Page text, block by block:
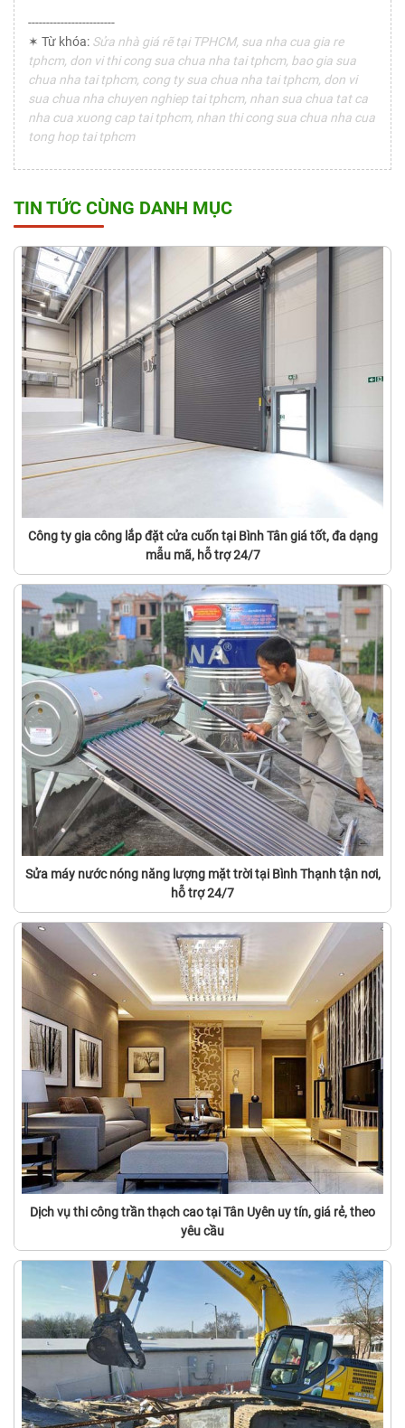
------------------------
✶ Từ khóa: Sửa nhà giá rẽ tại TPHCM, sua nha cua gia re
tphcm, don vi thi cong sua chua nha tai tphcm, bao gia sua
chua nha tai tphcm, cong ty sua chua nha tai tphcm, don vi
sua chua nha chuyen nghiep tai tphcm, nhan sua chua tat ca
nha cua xuong cap tai tphcm, nhan thi cong sua chua nha cua
tong hop tai tphcm
TIN TỨC CÙNG DANH MỤC
Công ty gia công lắp đặt cửa cuốn tại Bình Tân giá tốt, đa dạng
mẫu mã, hỗ trợ 24/7
Sửa máy nước nóng năng lượng mặt trời tại Bình Thạnh tận nơi,
hỗ trợ 24/7
Dịch vụ thi công trần thạch cao tại Tân Uyên uy tín, giá rẻ, theo
yêu cầu